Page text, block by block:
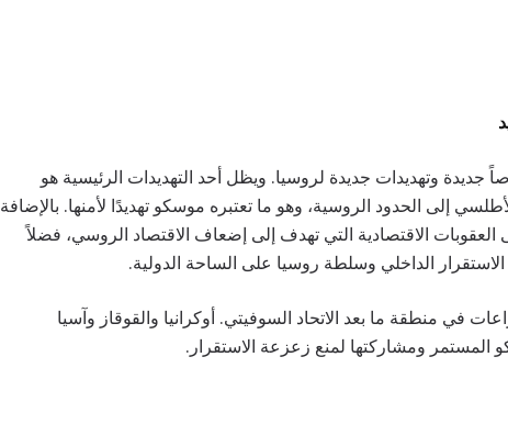
جديدة وتهديدات جديدة لروسيا. ويظل أحد التهديدات الرئيسية هو
إلى الحدود الروسية، وهو ما تعتبره موسكو تهديدًا لأمنها. بالإضافة
الاقتصادية التي تهدف إلى إضعاف الاقتصاد الروسي، فضلاً
الداخلي وسلطة روسيا على الساحة الدولية.
في منطقة ما بعد الاتحاد السوفيتي. أوكرانيا والقوقاز وآسيا
ومشاركتها لمنع زعزعة الاستقرار.